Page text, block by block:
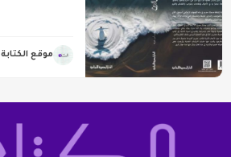
موقع الكتابة